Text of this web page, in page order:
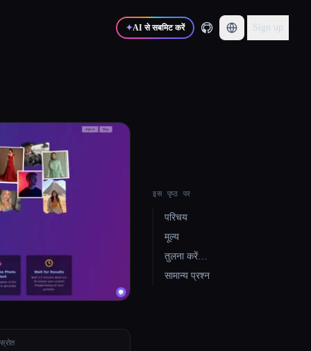
✦AI से सबमिट करें Sign up
स्रोत
इस पृष्ठ पर
परिचय
मूल्य
तुलना करें…
सामान्य प्रश्न